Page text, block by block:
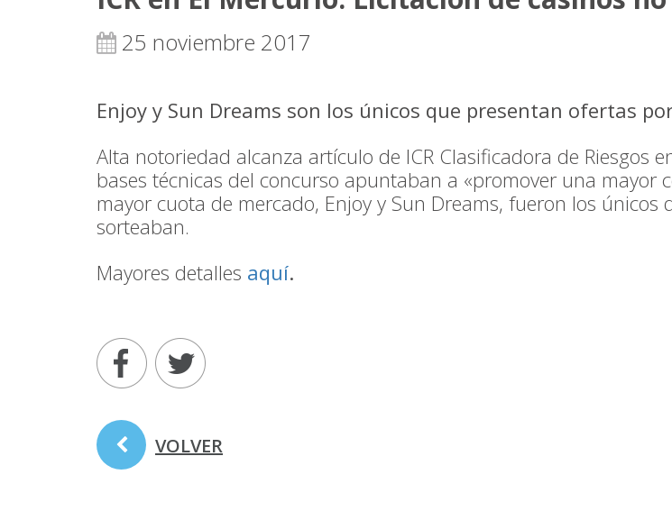
25 noviembre 2017
Enjoy y Sun Dreams son los únicos que presentan ofertas
Alta notoriedad alcanza artículo de ICR Clasificadora de Riesgos
bases técnicas del concurso apuntaban a «promover una mayor
mayor cuota de mercado, Enjoy y Sun Dreams, fueron los
sorteaban.
Mayores detalles aquí.
VOLVER